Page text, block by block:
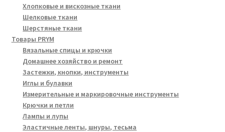
Хлопковые и вискозные ткани
Шелковые ткани
Шерстяные ткани
Товары PRYM
Вязальные спицы и крючки
Домашнее хозяйство и ремонт
Застежки, кнопки, инструменты
Иглы и булавки
Измерительные и маркировочные инструменты
Крючки и петли
Лампы и лупы
Эластичные ленты, шнуры, тесьма